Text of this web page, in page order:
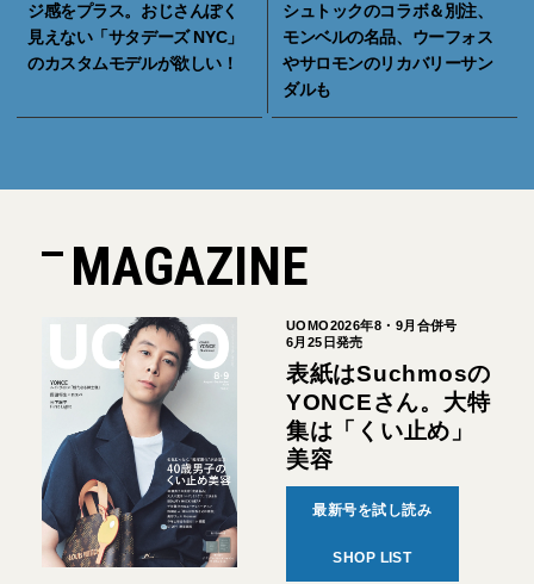
ジ感をプラス。おじさんぽく
見えない「サタデーズ NYC」
のカスタムモデルが欲しい！
シュトックのコラボ＆別注、
モンベルの名品、ウーフォス
やサロモンのリカバリーサン
ダルも
MAGAZINE
UOMO2026年8・9月合併号
6月25日発売
表紙はSuchmosの
YONCEさん。大特
集は「くい止め」
美容
最新号を試し読み
SHOP LIST